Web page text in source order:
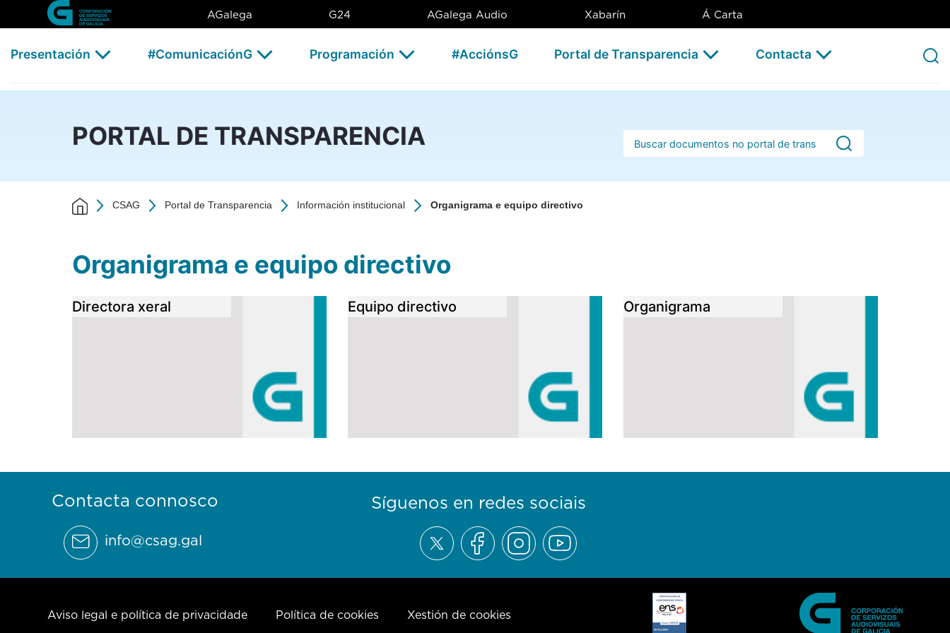
Skip to Main Content
Organigrama e equipo directivo - CSAG
AGalega G24 AGalega Audio Xabarín Á Carta
Presentación #ComunicaciónG Programación #AcciónsG Portal de Transparencia Contacta
PORTAL DE TRANSPARENCIA Barra de busca
CSAG Portal de Transparencia Información institucional Organigrama e equipo directivo
​​​​​​​Organigrama e equipo directivo
Directora xeral Equipo directivo Organigrama
Contacta connosco
info@csag.gal
Síguenos en redes sociais
Aviso legal e política de privacidade Política de cookies Xestión de cookies